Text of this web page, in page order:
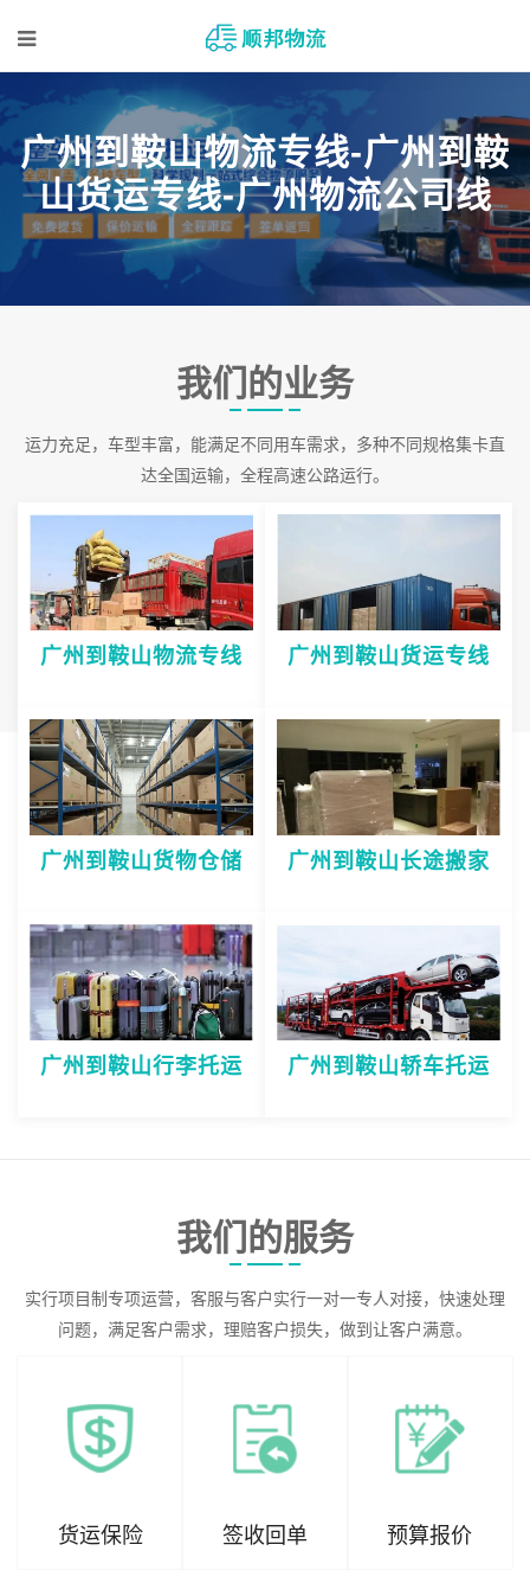
广州到鞍山物流专线-广州到鞍
山货运专线-广州物流公司线
我们的业务
运力充足，车型丰富，能满足不同用车需求，多种不同规格集卡直
达全国运输，全程高速公路运行。
广州到鞍山物流专线 广州到鞍山货运专线
广州到鞍山货物仓储 广州到鞍山长途搬家
广州到鞍山行李托运 广州到鞍山轿车托运
我们的服务
实行项目制专项运营，客服与客户实行一对一专人对接，快速处理
问题，满足客户需求，理赔客户损失，做到让客户满意。
货运保险 签收回单 预算报价